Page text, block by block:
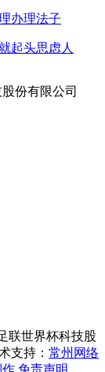
办理法子
起头思虑人
联世界杯科技股
支持： 常州网络